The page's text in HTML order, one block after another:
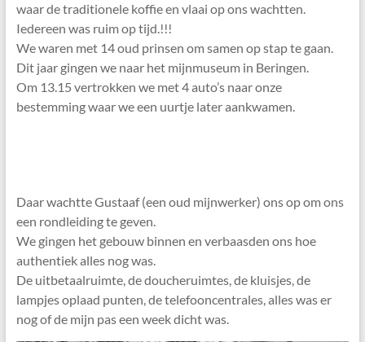
waar de traditionele koffie en vlaai op ons wachtten.
Iedereen was ruim op tijd.!!!
We waren met 14 oud prinsen om samen op stap te gaan.
Dit jaar gingen we naar het mijnmuseum in Beringen.
Om 13.15 vertrokken we met 4 auto’s naar onze
bestemming waar we een uurtje later aankwamen.
Daar wachtte Gustaaf (een oud mijnwerker) ons op om ons
een rondleiding te geven.
We gingen het gebouw binnen en verbaasden ons hoe
authentiek alles nog was.
De uitbetaalruimte, de doucheruimtes, de kluisjes, de
lampjes oplaad punten, de telefooncentrales, alles was er
nog of de mijn pas een week dicht was.